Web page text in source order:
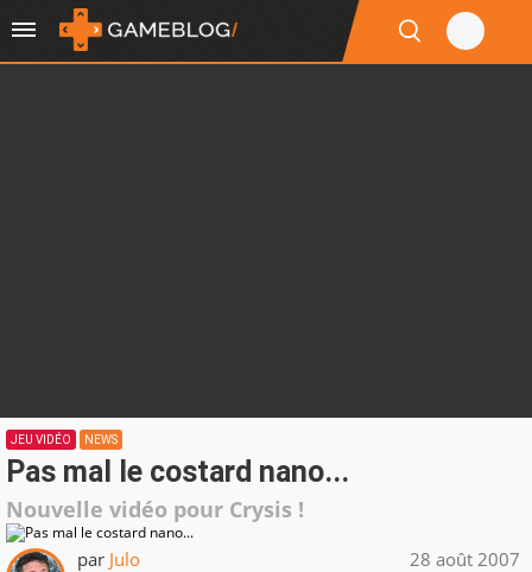
JEU VIDÉO NEWS
Pas mal le costard nano...
Nouvelle vidéo pour Crysis !
par Julo 28 août 2007